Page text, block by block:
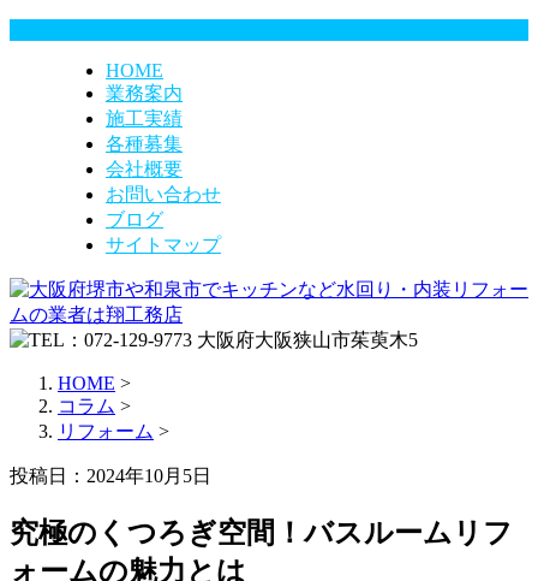
HOME
業務案内
施工実績
各種募集
会社概要
お問い合わせ
ブログ
サイトマップ
HOME >
コラム >
リフォーム >
投稿日：2024年10月5日
究極のくつろぎ空間！バスルームリフ
ォームの魅力とは